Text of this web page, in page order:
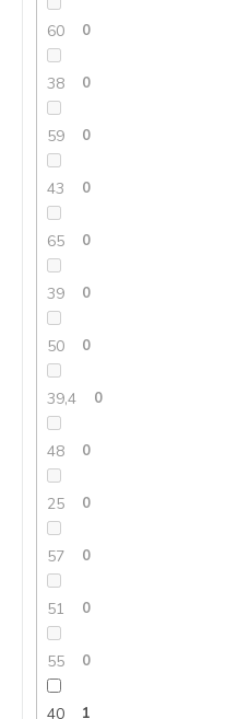
60 0
38 0
59 0
43 0
65 0
39 0
50 0
39,4 0
48 0
25 0
57 0
51 0
55 0
40 1